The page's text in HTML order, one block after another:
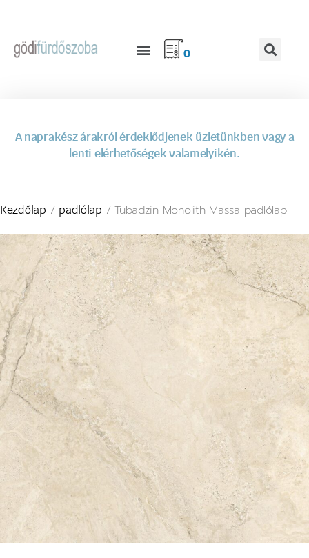
0
A naprakész árakról érdeklődjenek üzletünkben vagy a
lenti elérhetőségek valamelyikén.
Kezdőlap / padlólap / Tubadzin Monolith Massa padlólap